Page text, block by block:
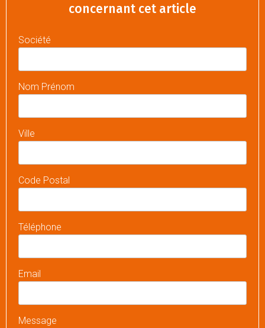
concernant cet article
Société
Nom Prénom
Ville
Code Postal
Téléphone
Email
Message